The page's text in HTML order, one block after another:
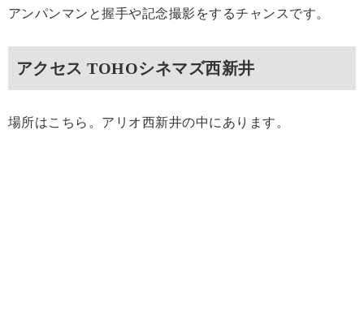
アンパンマンと握手や記念撮影をするチャンスです。
アクセス TOHOシネマズ西新井
場所はこちら。アリオ西新井の中にあります。